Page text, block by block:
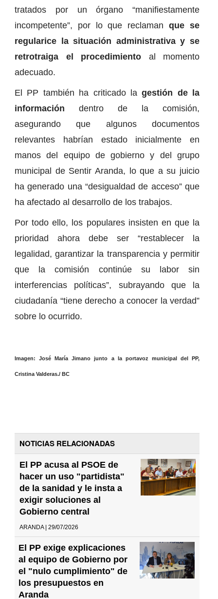
tratados por un órgano “manifiestamente
incompetente”, por lo que reclamanque se
regularice la situación administrativa y se
retrotraiga el procedimiento al momento
adecuado.
El PP también ha criticado la gestión de la
información dentro de la comisión,
asegurando que algunos documentos
relevantes habrían estado inicialmente en
manos del equipo de gobierno y del grupo
municipal de Sentir Aranda, lo que a su juicio
ha generado una “desigualdad de acceso” que
ha afectado al desarrollo de los trabajos.
Por todo ello, los populares insisten en que la
prioridad ahora debe ser “restablecer la
legalidad, garantizar la transparencia y permitir
que la comisión continúe su labor sin
interferencias políticas”, subrayando que la
ciudadanía “tiene derecho a conocer la verdad”
sobre lo ocurrido.
Imagen: José María Jimano junto a la portavoz municipal del PP,
Cristina Valderas./ BC
NOTICIAS RELACIONADAS
El PP acusa al PSOE de
hacer un uso "partidista"
de la sanidad y le insta a
exigir soluciones al
Gobierno central
ARANDA | 29/07/2026
El PP exige explicaciones
al equipo de Gobierno por
el "nulo cumplimiento" de
los presupuestos en
Aranda